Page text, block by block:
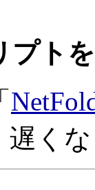
プト
遅く